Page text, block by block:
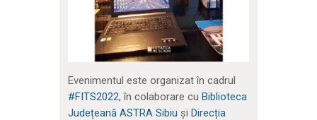
Evenimentul este organizat în cadrul
#FITS2022, în colaborare cu Biblioteca
Județeană ASTRA Sibiu și Direcția